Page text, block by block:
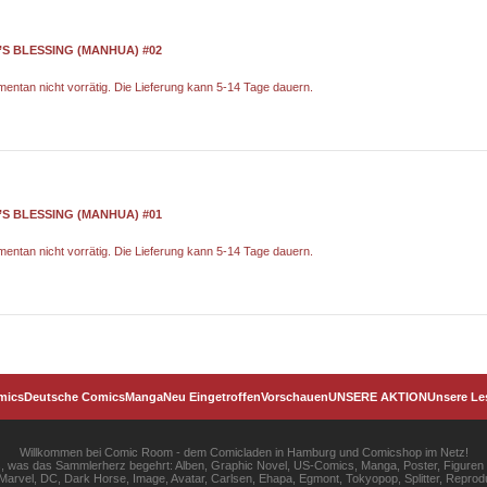
BLESSING (MANHUA) #02
nicht vorrätig. Die Lieferung kann 5-14 Tage dauern.
BLESSING (MANHUA) #01
nicht vorrätig. Die Lieferung kann 5-14 Tage dauern.
Deutsche ComicsMangaNeu EingetroffenVorschauenUNSERE AKTIONUnsere
Willkommen bei Comic Room - dem Comicladen in Hamburg und Comicshop im Netz!
was das Sammlerherz begehrt: Alben, Graphic Novel, US-Comics, Manga, Poster,
DC, Dark Horse, Image, Avatar, Carlsen, Ehapa, Egmont, Tokyopop, Splitter,